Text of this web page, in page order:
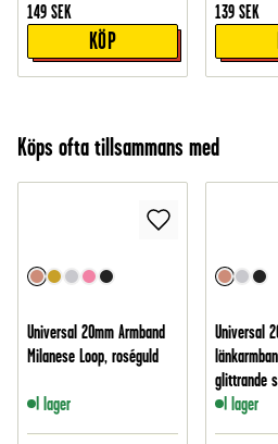
149 SEK
KÖP
139 SEK
Köps ofta tillsammans med
Universal 20mm Armband
Milanese Loop, roséguld
I lager
Universal
glittrande
I lager